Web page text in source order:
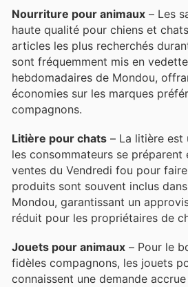
Nourriture pour animaux – Les
haute qualité pour chiens et
articles les plus recherchés
sont fréquemment mis en
hebdomadaires de Mondou,
économies sur les marques
compagnons.
Litière pour chats – La litière est
les consommateurs se préparent
ventes du Vendredi fou pour
produits sont souvent inclus
Mondou, garantissant un
réduit pour les propriétaires de
Jouets pour animaux – Pour le
fidèles compagnons, les jouets
connaissent une demande